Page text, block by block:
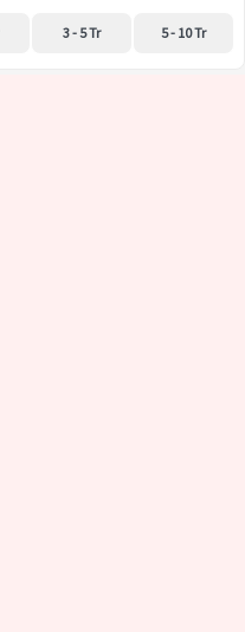
3 - 5 Tr 5 - 10 Tr